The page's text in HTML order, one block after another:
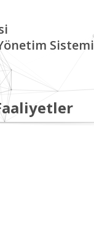
Sistemi